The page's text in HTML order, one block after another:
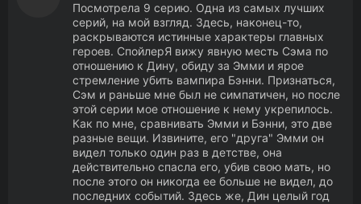
Посмотрела 9 серию. Одна из самых лучших
серий, на мой взгляд. Здесь, наконец-то,
раскрываются истинные характеры главных
героев. СпойлерЯ вижу явную месть Сэма по
отношению к Дину, обиду за Эмми и ярое
стремление убить вампира Бэнни. Признаться,
Сэм и раньше мне был не симпатичен, но после
этой серии мое отношение к нему укрепилось.
Как по мне, сравнивать Эмми и Бэнни, это две
разные вещи. Извините, его "друга" Эмми он
видел только один раз в детстве, она
действительно спасла его, убив свою мать, но
после этого он никогда ее больше не видел, до
последних событий. Здесь же, Дин целый год